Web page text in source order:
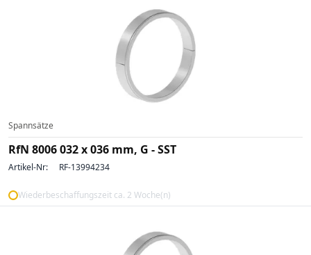
Spannsätze
RfN 8006 032 x 036 mm, G - SST
Artikel-Nr: RF-13994234
Wiederbeschaffungszeit ca. 2 Woche(n)